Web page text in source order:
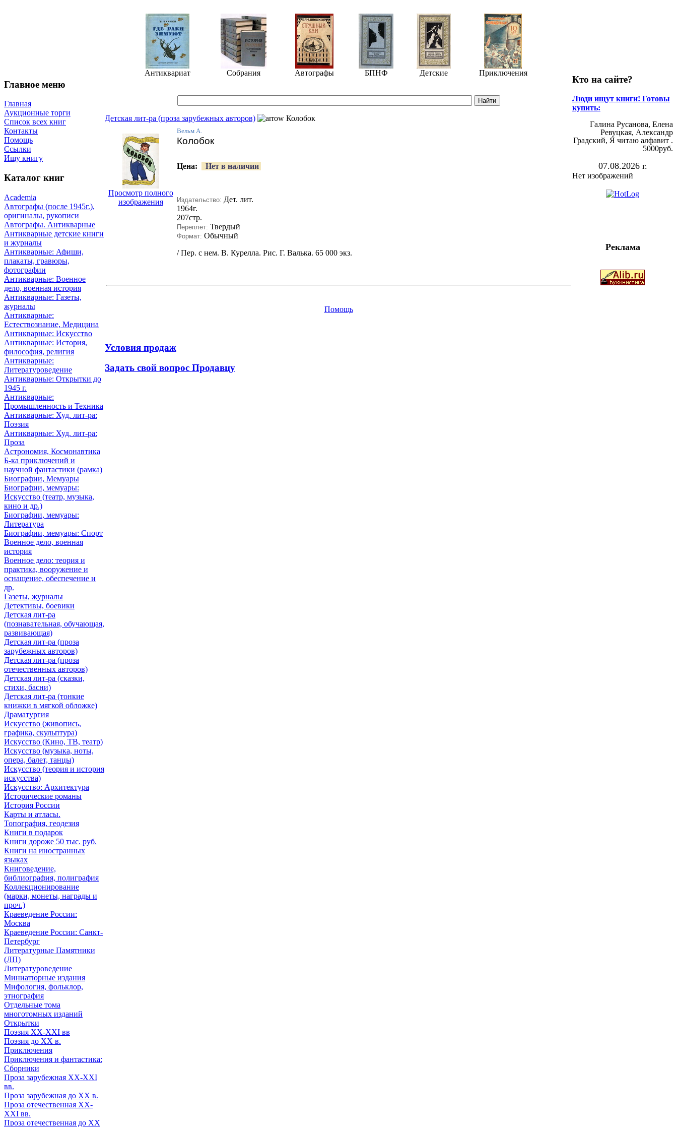
Главное меню
Главная
Аукционные торги
Список всех книг
Контакты
Помощь
Ссылки
Ищу книгу
Каталог книг
Academia
Автографы (после 1945г.),
оригиналы, рукописи
Автографы. Антикварные
Антикварные детские книги
и журналы
Антикварные: Афиши,
плакаты, гравюры,
фотографии
Антикварные: Военное
дело, военная история
Антикварные: Газеты,
журналы
Антикварные:
Естествознание, Медицина
Антикварные: Искусство
Антикварные: История,
философия, религия
Антикварные:
Литературоведение
Антикварные: Открытки до
1945 г.
Антикварные:
Промышленность и Техника
Антикварные: Худ. лит-ра:
Поэзия
Антикварные: Худ. лит-ра:
Проза
Астрономия, Космонавтика
Б-ка приключений и
научной фантастики (рамка)
Биографии, Мемуары
Биографии, мемуары:
Искусство (театр, музыка,
кино и др.)
Биографии, мемуары:
Литература
Биографии, мемуары: Спорт
Военное дело, военная
история
Военное дело: теория и
практика, вооружение и
оснащение, обеспечение и
др.
Газеты, журналы
Детективы, боевики
Детская лит-ра
(познавательная, обучающая,
развивающая)
Детская лит-ра (проза
зарубежных авторов)
Детская лит-ра (проза
отечественных авторов)
Детская лит-ра (сказки,
стихи, басни)
Детская лит-ра (тонкие
книжки в мягкой обложке)
Драматургия
Искусствo (живопись,
графика, скульптура)
Искусствo (Кино, ТВ, театр)
Искусствo (музыка, ноты,
опера, балет, танцы)
Искусствo (теория и история
искусства)
Искусство: Архитектура
Исторические романы
История России
Карты и атласы.
Топография, геодезия
Книги в подарок
Книги дороже 50 тыс. руб.
Книги на иностранных
языках
Книговедение,
библиография, полиграфия
Коллекционирование
(марки, монеты, награды и
проч.)
Краеведение России:
Москва
Краеведение России: Санкт-
Петербург
Литературные Памятники
(ЛП)
Литературоведение
Миниатюрные издания
Мифология, фольклор,
этнография
Отдельные тома
многотомных изданий
Открытки
Поэзия XX-XXI вв
Поэзия до XX в.
Приключения
Приключения и фантастика:
Сборники
Проза зарубежная XX-XXI
вв.
Проза зарубежная до XX в.
Проза отечественная XX-
XXI вв.
Проза отечественная до XX
Антиквариат Собрания Автографы БПНФ Детские Приключения
Детская лит-ра (проза зарубежных авторов) Колобок
Просмотр полного
изображения
Вельм А.
Колобок
Цена: Нет в наличии
Издательство: Дет. лит.
1964г.
207стр.
Переплет: Твердый
Формат: Обычный
/ Пер. с нем. В. Курелла. Рис. Г. Валька. 65 000 экз.
Помощь
Условия продаж
Задать свой вопрос Продавцу
Кто на сайте?
Люди ищут книги! Готовы
купить:
Галина Русанова, Елена
Ревуцкая, Александр
Градский, Я читаю алфавит .
5000руб.
07.08.2026 г.
Нет изображений
Реклама